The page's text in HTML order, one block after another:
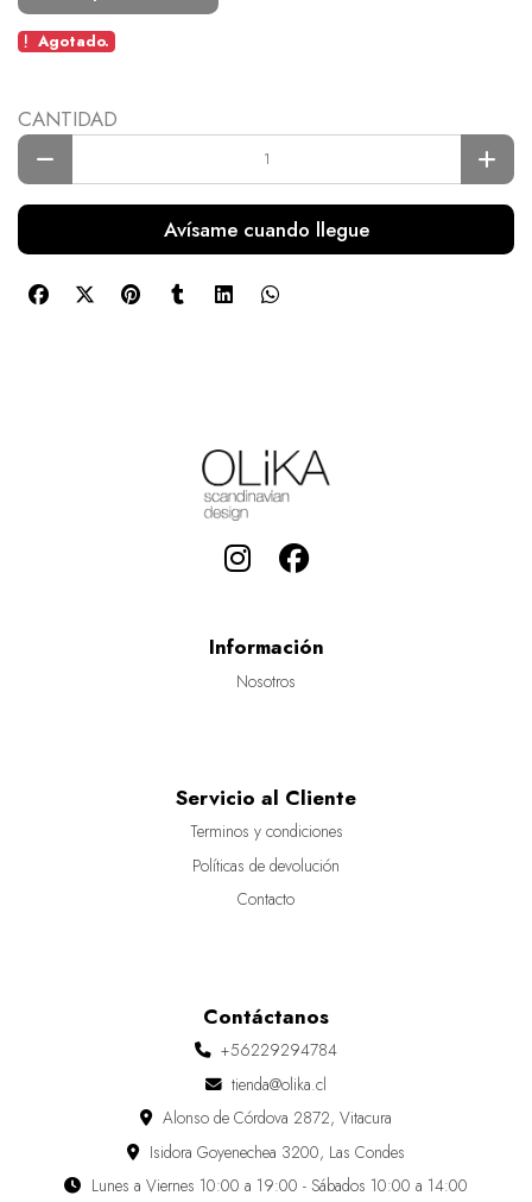
Agotado.
CANTIDAD
Avísame cuando llegue
Información
Nosotros
Servicio al Cliente
Terminos y condiciones
Políticas de devolución
Contacto
Contáctanos
+56229294784
tienda@olika.cl
Alonso de Córdova 2872, Vitacura
Isidora Goyenechea 3200, Las Condes
Lunes a Viernes 10:00 a 19:00 - Sábados 10:00 a 14:00